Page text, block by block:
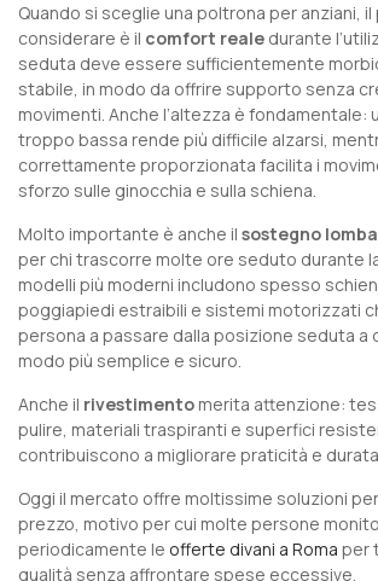
Quando si sceglie una poltrona per anziani,
considerare è il comfort reale durante
seduta deve essere sufficientemente
stabile, in modo da offrire supporto senza
movimenti. Anche l’altezza è fondamentale:
troppo bassa rende più difficile alzarsi,
correttamente proporzionata facilita i
sforzo sulle ginocchia e sulla schiena.
Molto importante è anche il sostegno
per chi trascorre molte ore seduto durante
modelli più moderni includono spesso
poggiapiedi estraibili e sistemi motorizzati
persona a passare dalla posizione seduta a
modo più semplice e sicuro.
Anche il rivestimento merita attenzione:
pulire, materiali traspiranti e superfici
contribuiscono a migliorare praticità e
Oggi il mercato offre moltissime soluzioni
prezzo, motivo per cui molte persone
periodicamente le offerte divani a Roma per
qualità senza affrontare spese eccessive.